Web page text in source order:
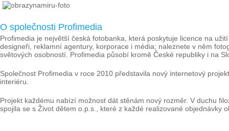
O společnosti Profimedia
Profimedia je největší česká fotobanka, která poskytuje licence na
designeři, reklamní agentury, korporace i média; naleznete v něm
světových osobností. Profimedia působí kromě České republiky i na
Společnost Profimedia v roce 2010 představila nový internetový
interiéru.
Projekt každému nabízí možnost dát stěnám nový rozměr. V duchu
spojila se s Život dětem o.p.s., které z každé realizované objednávky